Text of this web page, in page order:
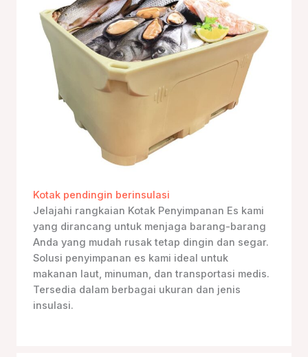
Kotak pendingin berinsulasi
Jelajahi rangkaian Kotak Penyimpanan Es kami
yang dirancang untuk menjaga barang-barang
Anda yang mudah rusak tetap dingin dan segar.
Solusi penyimpanan es kami ideal untuk
makanan laut, minuman, dan transportasi medis.
Tersedia dalam berbagai ukuran dan jenis
insulasi.